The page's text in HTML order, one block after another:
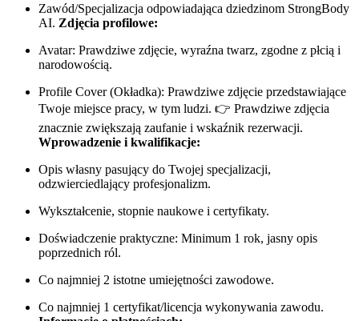
Zawód/Specjalizacja odpowiadająca dziedzinom StrongBody
AI. Zdjęcia profilowe:
Avatar: Prawdziwe zdjęcie, wyraźna twarz, zgodne z płcią i
narodowością.
Profile Cover (Okładka): Prawdziwe zdjęcie przedstawiające
Twoje miejsce pracy, w tym ludzi. 👉 Prawdziwe zdjęcia
znacznie zwiększają zaufanie i wskaźnik rezerwacji.
Wprowadzenie i kwalifikacje:
Opis własny pasujący do Twojej specjalizacji,
odzwierciedlający profesjonalizm.
Wykształcenie, stopnie naukowe i certyfikaty.
Doświadczenie praktyczne: Minimum 1 rok, jasny opis
poprzednich ról.
Co najmniej 2 istotne umiejętności zawodowe.
Co najmniej 1 certyfikat/licencja wykonywania zawodu.